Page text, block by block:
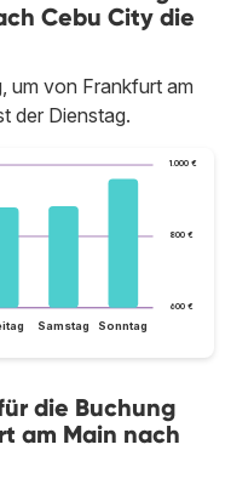
Cebu City die
um von Frankfurt am
der Dienstag.
600 €
800 €
1.000 €
Samstag Sonntag
die Buchung
am Main nach